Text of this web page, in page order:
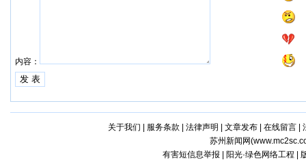
内容：
关于我们 服务条款 法律声明 文章发布| 在线留言|
苏州新闻网(
有害短信息举报 | 阳光·绿色网络工程 |